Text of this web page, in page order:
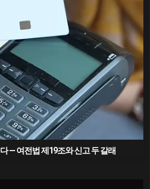
— 여전법 제19조와 신고 두 갈래